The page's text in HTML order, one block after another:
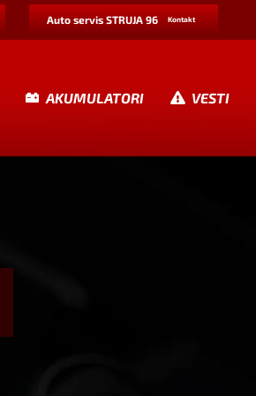
Auto servis STRUJA 96 Kontakt
AKUMULATORI VESTI